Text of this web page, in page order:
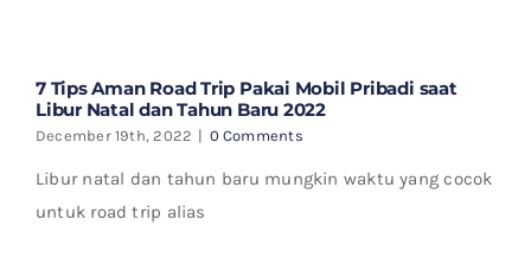
7 Tips Aman Road Trip Pakai Mobil Pribadi saat
Libur Natal dan Tahun Baru 2022
December 19th, 2022 | 0 Comments
Libur natal dan tahun baru mungkin waktu yang cocok
untuk road trip alias